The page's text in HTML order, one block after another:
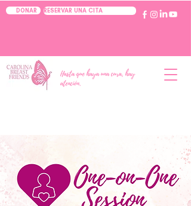
DONAR RESERVAR UNA CITA
Hasta que haya una cura, hay
atención.